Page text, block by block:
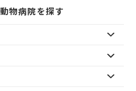
物病院を探す